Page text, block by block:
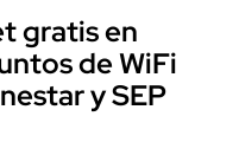
gratis en
de WiFi
y SEP